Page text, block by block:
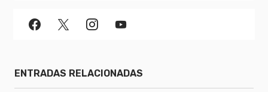
ENTRADAS RELACIONADAS